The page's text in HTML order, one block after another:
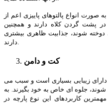
صورت انواع پالتوهای پاییزی اعم از
در پشت گردن کلاه دارند و همچنین
دوخته شوند، جذابیت ظاهری بیشتری
کت و دامن
دارای زیبایی بسیاری است و سبب می
جلوه ای خاص به خود بگیرند. به
کاربردهای این نوع پارچه در